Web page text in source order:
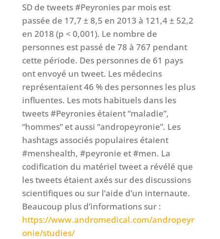
SD de tweets #Peyronies par mois est
passée de 17,7 ± 8,5 en 2013 à 121,4 ± 52,2
en 2018 (p < 0,001). Le nombre de
personnes est passé de 78 à 767 pendant
cette période. Des personnes de 61 pays
ont envoyé un tweet. Les médecins
représentaient 46 % des personnes les plus
influentes. Les mots habituels dans les
tweets #Peyronies étaient “maladie”,
“hommes” et aussi “andropeyronie”. Les
hashtags associés populaires étaient
#menshealth, #peyronie et #men. La
codification du matériel tweet a révélé que
les tweets étaient axés sur des discussions
scientifiques ou sur l’aide d’un internaute.
Beaucoup plus d’informations sur :
https://www.andromedical.com/andropeyr
onie/studies/